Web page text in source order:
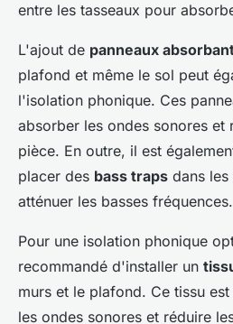
entre les tasseaux pour
L'ajout de panneaux
plafond et même le sol peut
l'isolation phonique. Ces
absorber les ondes sonores et
pièce. En outre, il est
placer des bass traps dans
atténuer les basses fréquences.
Pour une isolation phonique
recommandé d'installer un
murs et le plafond. Ce tissu
les ondes sonores et réduire